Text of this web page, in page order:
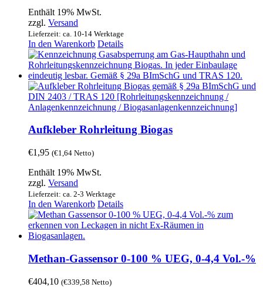
Enthält 19% MwSt.
zzgl. Versand
Lieferzeit: ca. 10-14 Werktage
In den Warenkorb Details
Aufkleber Rohrleitung Biogas
€1,95 (€1,64 Netto)
Enthält 19% MwSt.
zzgl. Versand
Lieferzeit: ca. 2-3 Werktage
In den Warenkorb Details
Methan-Gassensor 0-100 % UEG, 0-4,4 Vol.-%
€404,10 (€339,58 Netto)